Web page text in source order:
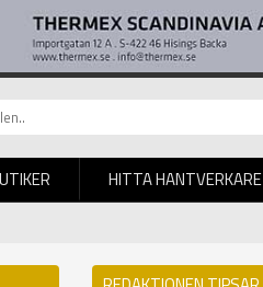
HITTA HANTVERKARE